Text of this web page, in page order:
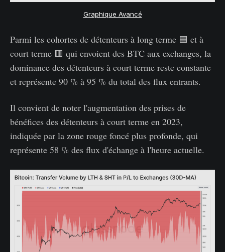
Graphique Avancé
Parmi les cohortes de détenteurs à long terme 🟦 et à
court terme 🟥 qui envoient des BTC aux exchanges, la
dominance des détenteurs à court terme reste constante
et représente 90 % à 95 % du total des flux entrants.
Il convient de noter l'augmentation des prises de
bénéfices des détenteurs à court terme en 2023,
indiquée par la zone rouge foncé plus profonde, qui
représente 58 % des flux d'échange à l'heure actuelle.